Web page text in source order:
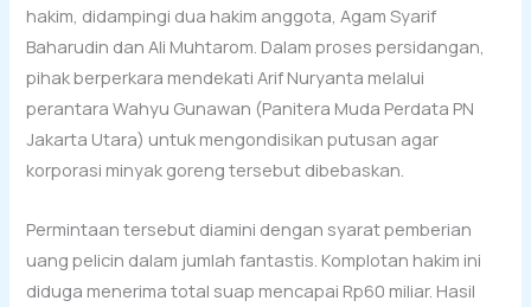
hakim, didampingi dua hakim anggota, Agam Syarif
Baharudin dan Ali Muhtarom. Dalam proses persidangan,
pihak berperkara mendekati Arif Nuryanta melalui
perantara Wahyu Gunawan (Panitera Muda Perdata PN
Jakarta Utara) untuk mengondisikan putusan agar
korporasi minyak goreng tersebut dibebaskan.
Permintaan tersebut diamini dengan syarat pemberian
uang pelicin dalam jumlah fantastis. Komplotan hakim ini
diduga menerima total suap mencapai Rp60 miliar. Hasil